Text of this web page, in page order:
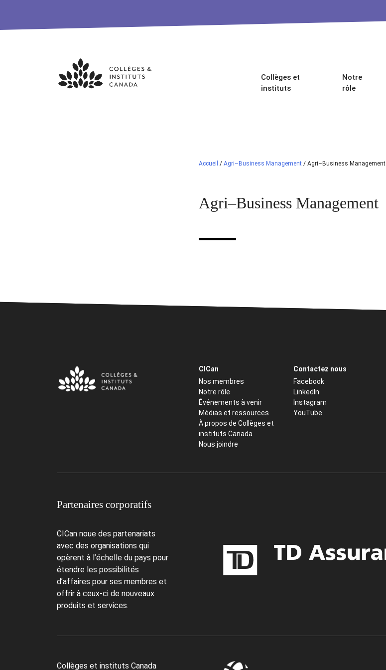
Skip
Collèges et
instituts
Notre
rôle
Accueil / Agri–Business Management / Agri–Business Management
Agri–Business Management
CICan
Nos membres
Notre rôle
Événements à venir
Médias et ressources
À propos de Collèges et
instituts Canada
Nous joindre
Contactez nous
Facebook
LinkedIn
Instagram
YouTube
Partenaires corporatifs
CICan noue des partenariats
avec des organisations qui
opèrent à l’échelle du pays pour
étendre les possibilités
d’affaires pour ses membres et
offrir à ceux-ci de nouveaux
produits et services.
Collèges et instituts Canada